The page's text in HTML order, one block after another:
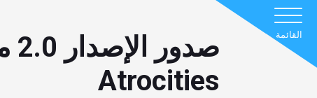
القائمة
Atrocities